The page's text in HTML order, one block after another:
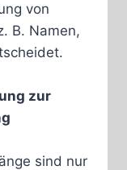
von
B. Namen,
zur
sind nur